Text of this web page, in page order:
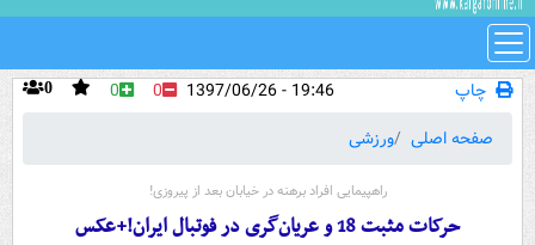
چاپ 0 0 0
19:46 - 1397/06/26
صفحه اصلی
ورزشی
راهپیمایی افراد برهنه در خیابان بعد از پیروزی!
حرکات مثبت 18 و عریان‌گری در فوتبال ایران!+عکس